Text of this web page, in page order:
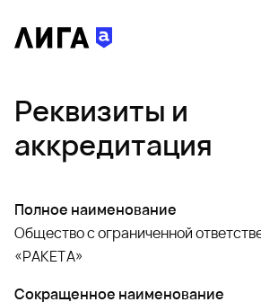
Реквизиты и
аккредитация
Полное наименование
Общество с ограниченной
«РАКЕТА»
Сокращенное наименование